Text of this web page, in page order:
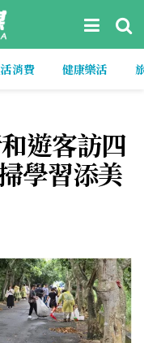
消費 健康樂活
遊客訪四
學習添美